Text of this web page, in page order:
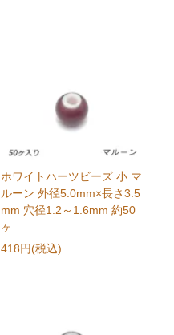
ホワイトハーツビーズ 小 マ
ルーン 外径5.0mm×長さ3.5
mm 穴径1.2～1.6mm 約50
ヶ
418円(税込)